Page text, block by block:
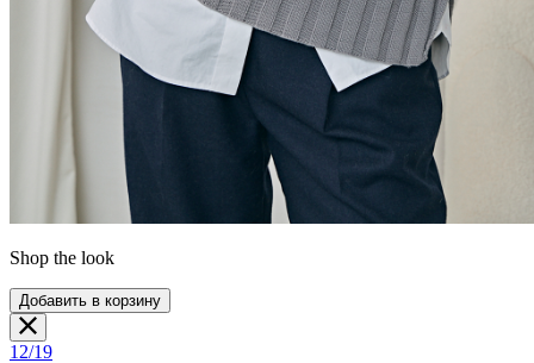
Shop the look
Добавить в корзину
12/19